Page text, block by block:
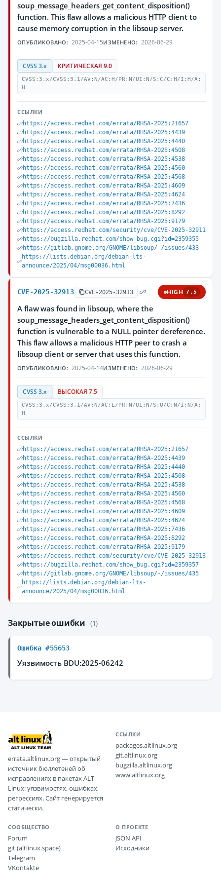
soup_message_headers_get_content_disposition()
function. This flaw allows a malicious HTTP client to
cause memory corruption in the libsoup server.
ОПУБЛИКОВАНО: 2025-04-15ИЗМЕНЕНО: 2026-06-29
CVSS 3.x КРИТИЧЕСКАЯ 9.0
CVSS:3.x/CVSS:3.1/AV:N/AC:H/PR:N/UI:N/S:C/C:H/I:H/A:
H
ССЫЛКИ
https://access.redhat.com/errata/RHSA-2025:21657
https://access.redhat.com/errata/RHSA-2025:4439
https://access.redhat.com/errata/RHSA-2025:4440
https://access.redhat.com/errata/RHSA-2025:4508
https://access.redhat.com/errata/RHSA-2025:4538
https://access.redhat.com/errata/RHSA-2025:4560
https://access.redhat.com/errata/RHSA-2025:4568
https://access.redhat.com/errata/RHSA-2025:4609
https://access.redhat.com/errata/RHSA-2025:4624
https://access.redhat.com/errata/RHSA-2025:7436
https://access.redhat.com/errata/RHSA-2025:8292
https://access.redhat.com/errata/RHSA-2025:9179
https://access.redhat.com/security/cve/CVE-2025-32911
https://bugzilla.redhat.com/show_bug.cgi?id=2359355
https://gitlab.gnome.org/GNOME/libsoup/-/issues/433
https://lists.debian.org/debian-lts-
announce/2025/04/msg00036.html
CVE-2025-32913 CVE-2025-32913 HIGH 7.5
A flaw was found in libsoup, where the
soup_message_headers_get_content_disposition()
function is vulnerable to a NULL pointer dereference.
This flaw allows a malicious HTTP peer to crash a
libsoup client or server that uses this function.
ОПУБЛИКОВАНО: 2025-04-14ИЗМЕНЕНО: 2026-06-29
CVSS 3.x ВЫСОКАЯ 7.5
CVSS:3.x/CVSS:3.1/AV:N/AC:L/PR:N/UI:N/S:U/C:N/I:N/A:
H
ССЫЛКИ
https://access.redhat.com/errata/RHSA-2025:21657
https://access.redhat.com/errata/RHSA-2025:4439
https://access.redhat.com/errata/RHSA-2025:4440
https://access.redhat.com/errata/RHSA-2025:4508
https://access.redhat.com/errata/RHSA-2025:4538
https://access.redhat.com/errata/RHSA-2025:4560
https://access.redhat.com/errata/RHSA-2025:4568
https://access.redhat.com/errata/RHSA-2025:4609
https://access.redhat.com/errata/RHSA-2025:4624
https://access.redhat.com/errata/RHSA-2025:7436
https://access.redhat.com/errata/RHSA-2025:8292
https://access.redhat.com/errata/RHSA-2025:9179
https://access.redhat.com/security/cve/CVE-2025-32913
https://bugzilla.redhat.com/show_bug.cgi?id=2359357
https://gitlab.gnome.org/GNOME/libsoup/-/issues/435
https://lists.debian.org/debian-lts-
announce/2025/04/msg00036.html
Закрытые ошибки (1)
Ошибка #55653
Уязвимость BDU:2025-06242
errata.altlinux.org — открытый
источник бюллетеней об
исправлениях в пакетах ALT
Linux: уязвимостях, ошибках,
регрессиях. Сайт генерируется
статически.
ССЫЛКИ
packages.altlinux.org
git.altlinux.org
bugzilla.altlinux.org
www.altlinux.org
СООБЩЕСТВО
Forum
git (altlinux.space)
Telegram
VKontakte
О ПРОЕКТЕ
JSON API
Исходники